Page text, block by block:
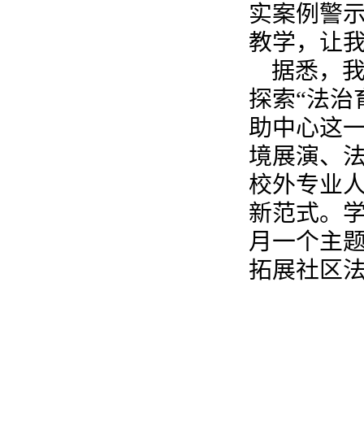
实案例警
教学，让
据悉，
探索“法治
助中心这
境展演、
校外专业
新范式。
月一个主
拓展社区